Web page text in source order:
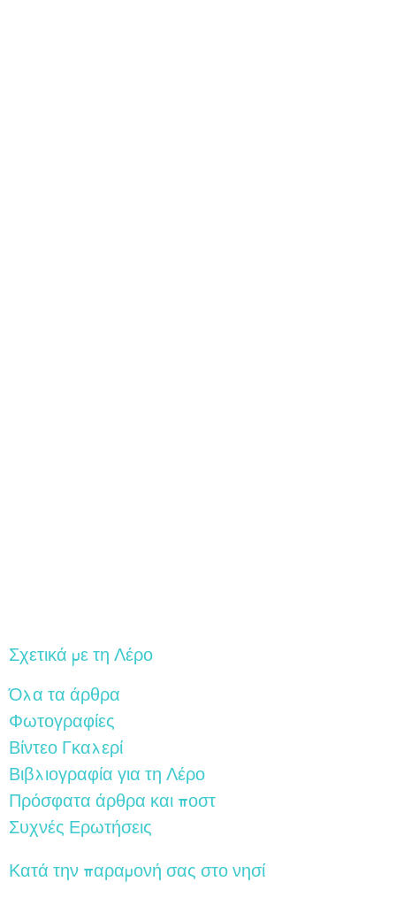
Σχετικά με τη Λέρο
Όλα τα άρθρα
Φωτογραφίες
Βίντεο Γκαλερί
Βιβλιογραφία για τη Λέρο
Πρόσφατα άρθρα και ποστ
Συχνές Ερωτήσεις
Κατά την παραμονή σας στο νησί